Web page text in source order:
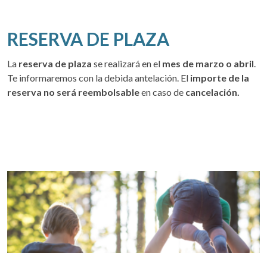
RESERVA DE PLAZA
La reserva de plaza se realizará en el mes de marzo o abril.
Te informaremos con la debida antelación. El importe de la
reserva no será reembolsableen caso de cancelación.